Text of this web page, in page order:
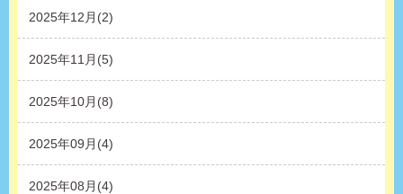
2025年12月(2)
2025年11月(5)
2025年10月(8)
2025年09月(4)
2025年08月(4)